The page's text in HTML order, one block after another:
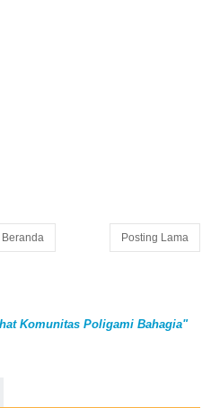
Posting Lama
Beranda
Komunitas Poligami Bahagia"